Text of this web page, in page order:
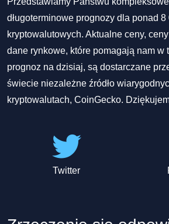
długoterminowe prognozy dla ponad
kryptowalutowych. Aktualne ceny,
dane rynkowe, które pomagają nam w
prognoz na dzisiaj, są dostarczane
świecie niezależne źródło
kryptowalutach, CoinGecko.
Twitter